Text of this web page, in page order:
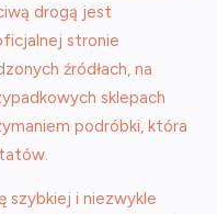
drogą jest
stronie
źródłach, na
sklepach
podróbki, która
szybkiej i niezwykle